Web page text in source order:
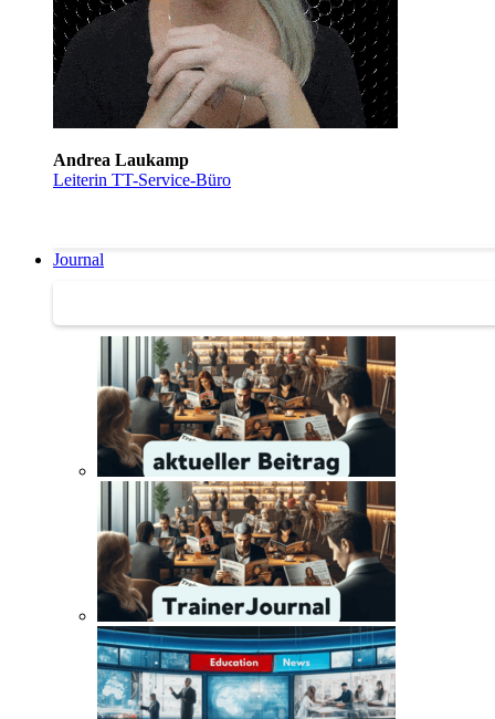
Andrea Laukamp
Leiterin TT-Service-Büro
Journal